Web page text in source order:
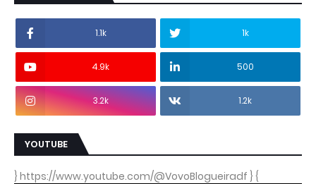
1.1k 1k
4.9k 500
3.2k 1.2k
YOUTUBE
} https://www.youtube.com/@VovoBlogueiradf } {